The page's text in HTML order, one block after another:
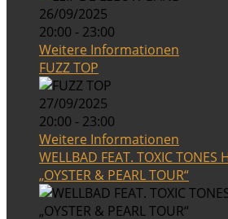
26/09/2025
20:00 - 23:00
Weitere Informationen
FUZZ TOP
27/09/2025
20:00 - 23:00
Weitere Informationen
WELLBAD FEAT. TOXIC TONES
„OYSTER & PEARL TOUR“